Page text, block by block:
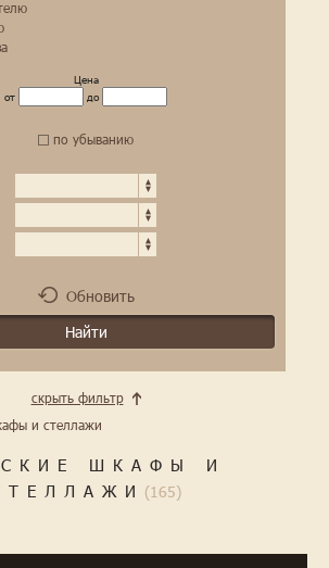
Цена
от
до
по убыванию
Обновить
скрыть фильтр
и стеллажи
ШКАФЫ И
(165)